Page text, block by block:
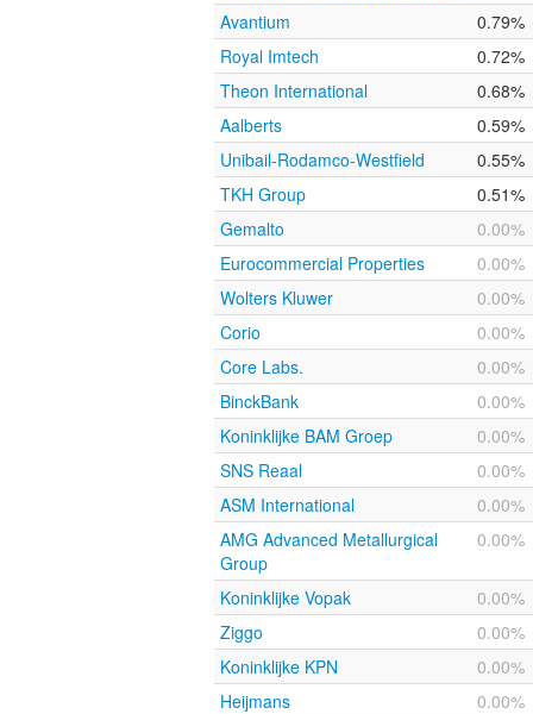
Avantium
0.79%
Royal Imtech
0.72%
Theon International
0.68%
Aalberts
0.59%
Unibail-Rodamco-Westfield
0.55%
TKH Group
0.51%
Gemalto
0.00%
Eurocommercial Properties
0.00%
Wolters Kluwer
0.00%
Corio
0.00%
Core Labs.
0.00%
BinckBank
0.00%
Koninklijke BAM Groep
0.00%
SNS Reaal
0.00%
ASM International
0.00%
AMG Advanced Metallurgical
Group
0.00%
Koninklijke Vopak
0.00%
Ziggo
0.00%
Koninklijke KPN
0.00%
Heijmans
0.00%